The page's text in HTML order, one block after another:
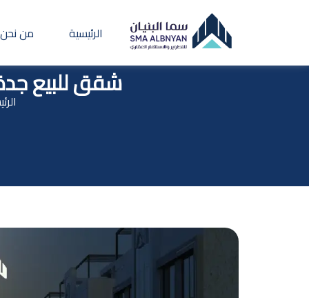
الرئيسية من نحن
شقق للبيع